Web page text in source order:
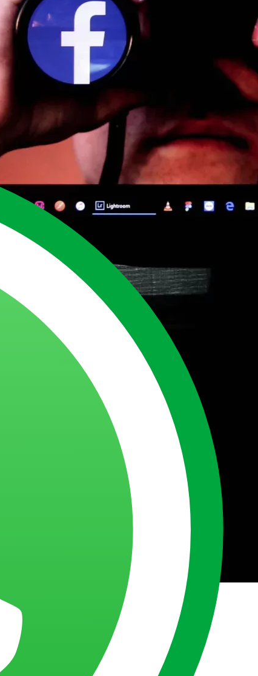
ONIPRESENTE: AMAZON
ONIPRESENTE: AMAZON
E ASSIM SERÁ O MARKETING DO FUTURO